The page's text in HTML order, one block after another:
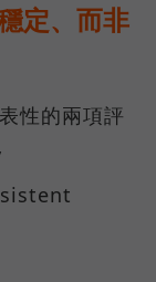
定、而非
性的兩項評